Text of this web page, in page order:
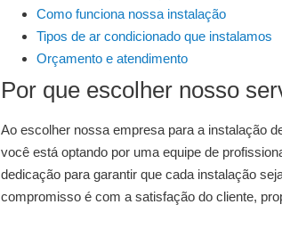
Como funciona nossa instalação
Tipos de ar condicionado que instalamos
Orçamento e atendimento
Por que escolher nosso
Ao escolher nossa empresa para a instalação
você está optando por uma equipe de
dedicação para garantir que cada instalação
compromisso é com a satisfação do cliente,